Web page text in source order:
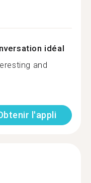
idéal
and
l'appli